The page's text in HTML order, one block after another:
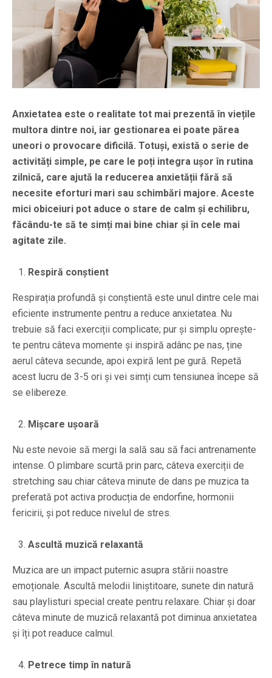
Anxietatea este o realitate tot mai prezentă în viețile
multora dintre noi, iar gestionarea ei poate părea
uneori o provocare dificilă. Totuși, există o serie de
activități simple, pe care le poți integra ușor în rutina
zilnică, care ajută la reducerea anxietății fără să
necesite eforturi mari sau schimbări majore. Aceste
mici obiceiuri pot aduce o stare de calm și echilibru,
făcându-te să te simți mai bine chiar și în cele mai
agitate zile.
Respiră conștient
Respirația profundă și conștientă este unul dintre cele mai
eficiente instrumente pentru a reduce anxietatea. Nu
trebuie să faci exerciții complicate; pur și simplu oprește-
te pentru câteva momente și inspiră adânc pe nas, ține
aerul câteva secunde, apoi expiră lent pe gură. Repetă
acest lucru de 3-5 ori și vei simți cum tensiunea începe să
se elibereze.
Mișcare ușoară
Nu este nevoie să mergi la sală sau să faci antrenamente
intense. O plimbare scurtă prin parc, câteva exerciții de
stretching sau chiar câteva minute de dans pe muzica ta
preferată pot activa producția de endorfine, hormonii
fericirii, și pot reduce nivelul de stres.
Ascultă muzică relaxantă
Muzica are un impact puternic asupra stării noastre
emoționale. Ascultă melodii liniștitoare, sunete din natură
sau playlisturi special create pentru relaxare. Chiar și doar
câteva minute de muzică relaxantă pot diminua anxietatea
și îți pot readuce calmul.
Petrece timp în natură